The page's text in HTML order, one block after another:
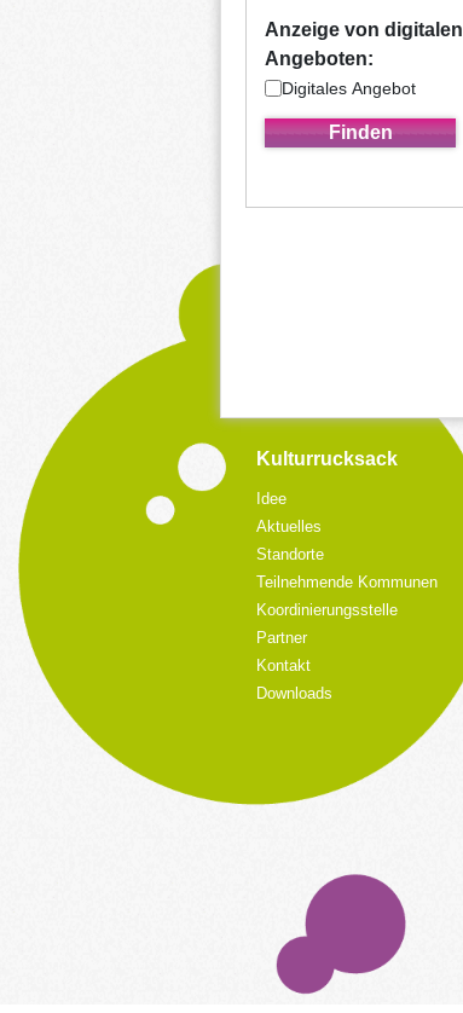
Anzeige von digitalen
Angeboten:
Digitales Angebot
Kulturrucksack
Idee
Aktuelles
Standorte
Teilnehmende Kommunen
Koordinierungsstelle
Partner
Kontakt
Downloads